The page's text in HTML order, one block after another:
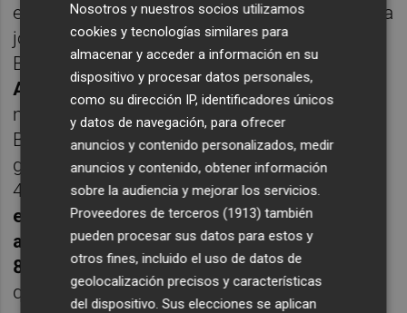
en esta categoría llegóen el Camp Nou
. En la
jornada 9 el Valencia se presentaba ante un
Barcelona en crisissin Thierry y sin
Alderete. Pese a adelantarse 0-1 en el
minuto 4 con gol del reaparecido Gayá, el
Barça e remonta antes del descanso con
goles de Ansu Fati en el 13 y de Depay en el
41.
Cuando el equipo se vuelca para buscar
el empate el Barça aprovechó para cerrarlo
a su favor con un tercer tanto en el minuto
85
que marcó Phil Coutinho. Otro partido
que se iba al final.
Nosotros y nuestros socios utilizamos
cookies y tecnologías similares para
almacenar y acceder a información en su
dispositivo y procesar datos personales,
como su dirección IP, identificadores únicos
y datos de navegación, para ofrecer
anuncios y contenido personalizados, medir
anuncios y contenido, obtener información
sobre la audiencia y mejorar los servicios.
Proveedores de terceros (1913) también
pueden procesar sus datos para estos y
otros fines, incluido el uso de datos de
geolocalización precisos y características
del dispositivo. Sus elecciones se aplican